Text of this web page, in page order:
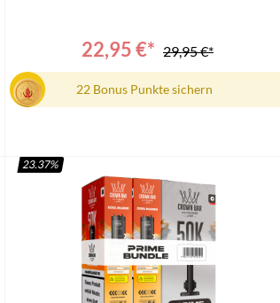
kompatibelLieferumfang:2 x Al Fakher 50k
Hypermax Prime 10 ml Refill-Container1 x Al
Fakher 50k Hypermax Prime Pod Modul
22,95 €* 29,95 €*
22 Bonus Punkte sichern
In den Warenkorb
23.37%